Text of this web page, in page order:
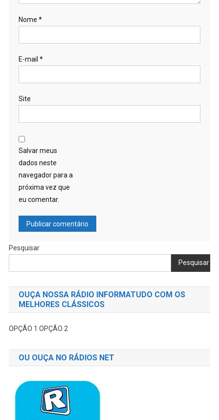
Nome *
E-mail *
Site
Salvar meus
dados neste
navegador para a
próxima vez que
eu comentar.
Pesquisar
Pesquisar
OUÇA NOSSA RÁDIO INFORMATUDO COM OS
MELHORES CLÁSSICOS
OPÇÃO 1 OPÇÃO 2
OU OUÇA NO RÁDIOS NET